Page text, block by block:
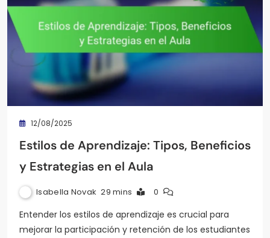
12/08/2025
Estilos de Aprendizaje: Tipos, Beneficios
y Estrategias en el Aula
Isabella Novak 29 mins 0
Entender los estilos de aprendizaje es crucial para
mejorar la participación y retención de los estudiantes